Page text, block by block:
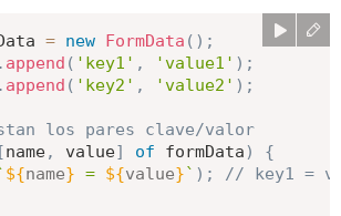
= new FormData ( ) ;
. append ( 'key1' , 'value1' ) ;
. append ( 'key2' , 'value2' ) ;
los pares clave/valor
[name, value] of formData)
{
${name} = ${value}` ) ;
// key1 =